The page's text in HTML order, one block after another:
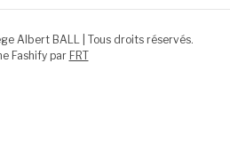
Albert BALL | Tous droits réservés.
Fashify par FRT